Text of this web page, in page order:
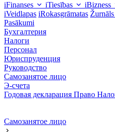
iFinanses iTiesības
iBizness
iVeidlapas iRokasgrāmatas
Pasākumi
Бухгалтерия
Налоги
Персонал
Юриспруденция
Руководство
Самозанятое лицо
Э-счета
Годовая декларация Право
Самозанятое лицо